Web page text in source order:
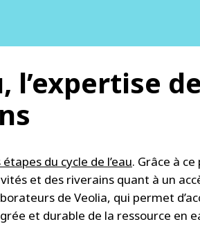
l’expertise
du cycle de l’eau. Grâce à
et des riverains quant à un
de Veolia, qui permet
et durable de la ressource en